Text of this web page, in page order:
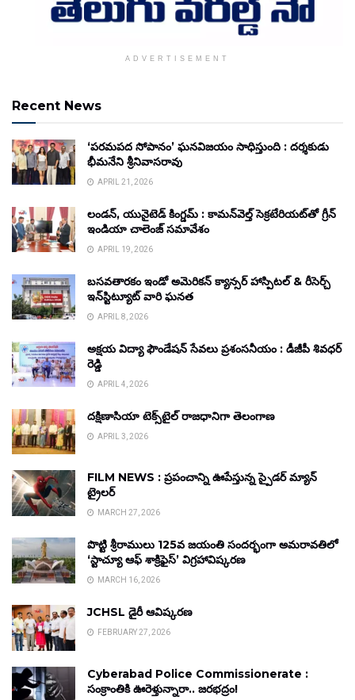
ADVERTISEMENT
Recent News
‘పరమపద సోపానం’ ఘనవిజయం సాధిస్తుంది : దర్శకుడు
భీమనేని శ్రీనివాసరావు
APRIL 21, 2026
లండన్, యునైటెడ్ కింగ్డమ్ : కామన్‌వెల్త్ సెక్రటేరియట్‌తో గ్రీన్
ఇండియా చాలెంజ్ సమావేశం
APRIL 19, 2026
బసవతారకం ఇండో అమెరికన్ క్యాన్సర్ హాస్పిటల్ & రీసెర్చ్
ఇన్‌స్టిట్యూట్ వారి ఘనత
APRIL 8, 2026
అక్షయ విద్యా ఫౌండేషన్ సేవలు ప్రశంసనీయం : డీజీపీ శివధర్
రెడ్డి
APRIL 4, 2026
దక్షిణాసియా టెక్స్‌టైల్ రాజధానిగా తెలంగాణ
APRIL 3, 2026
FILM NEWS : ప్రపంచాన్ని ఊపేస్తున్న స్పైడర్ మ్యాన్
ట్రైలర్
MARCH 27, 2026
పొట్టి శ్రీరాములు 125వ జయంతి సందర్భంగా అమరావతిలో
‘స్టాచ్యూ ఆఫ్ శాక్రిఫైస్’ విగ్రహావిష్కరణ
MARCH 16, 2026
JCHSL డైరీ ఆవిష్కరణ
FEBRUARY 27, 2026
Cyberabad Police Commissionerate :
సంక్రాంతికి ఊరెళ్తున్నారా.. జరభద్రం!